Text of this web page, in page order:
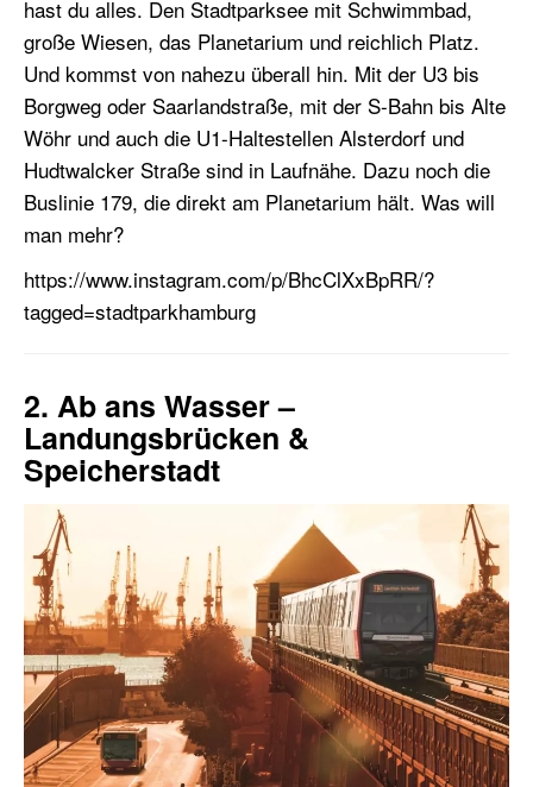
hast du alles. Den Stadtparksee mit Schwimmbad,
große Wiesen, das Planetarium und reichlich Platz.
Und kommst von nahezu überall hin. Mit der U3 bis
Borgweg oder Saarlandstraße, mit der S-Bahn bis Alte
Wöhr und auch die U1-Haltestellen Alsterdorf und
Hudtwalcker Straße sind in Laufnähe. Dazu noch die
Buslinie 179, die direkt am Planetarium hält. Was will
man mehr?
https://www.instagram.com/p/BhcClXxBpRR/?
tagged=stadtparkhamburg
2. Ab ans Wasser –
Landungsbrücken &
Speicherstadt